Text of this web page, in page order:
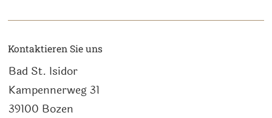
Kontaktieren Sie uns
Bad St. Isidor
Kampennerweg 31
39100 Bozen